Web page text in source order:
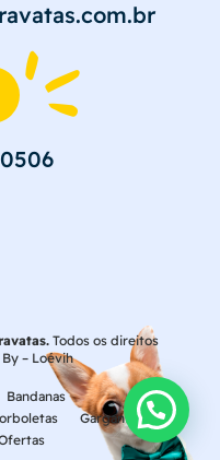
Todos os direitos
– Loévih
Bandanas
Gargantilhas